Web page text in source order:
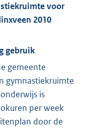
voor
2010
gebruik
gemeente
gymnastiekruimte
is
per week
door de